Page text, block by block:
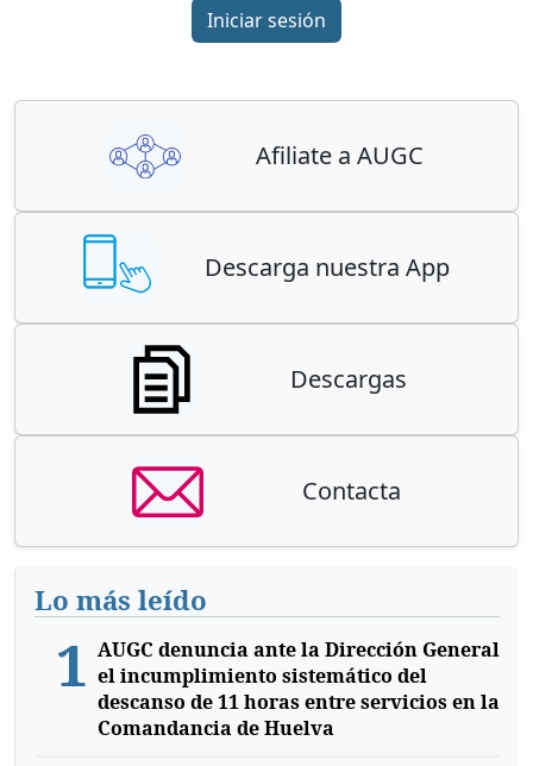
Iniciar sesión
Afiliate a AUGC
Descarga nuestra App
Descargas
Contacta
Lo más leído
1 AUGC denuncia ante la Dirección General
el incumplimiento sistemático del
descanso de 11 horas entre servicios en la
Comandancia de Huelva